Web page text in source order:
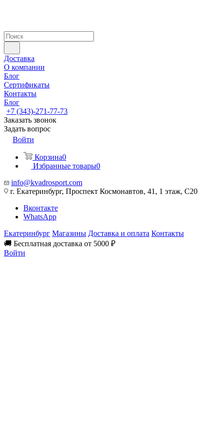
Доставка
О компании
Блог
Сертификаты
Контакты
Блог
+7 (343)-271-77-73
Заказать звонок
Задать вопрос
Войти
Корзина0
Избранные товары0
info@kvadrosport.com
г. Екатеринбург, Проспект Космонавтов, 41, 1 этаж, С20
Вконтакте
WhatsApp
Екатеринбург Магазины Доставка и оплата Контакты
🚚 Бесплатная доставка от 5000 ₽
Войти